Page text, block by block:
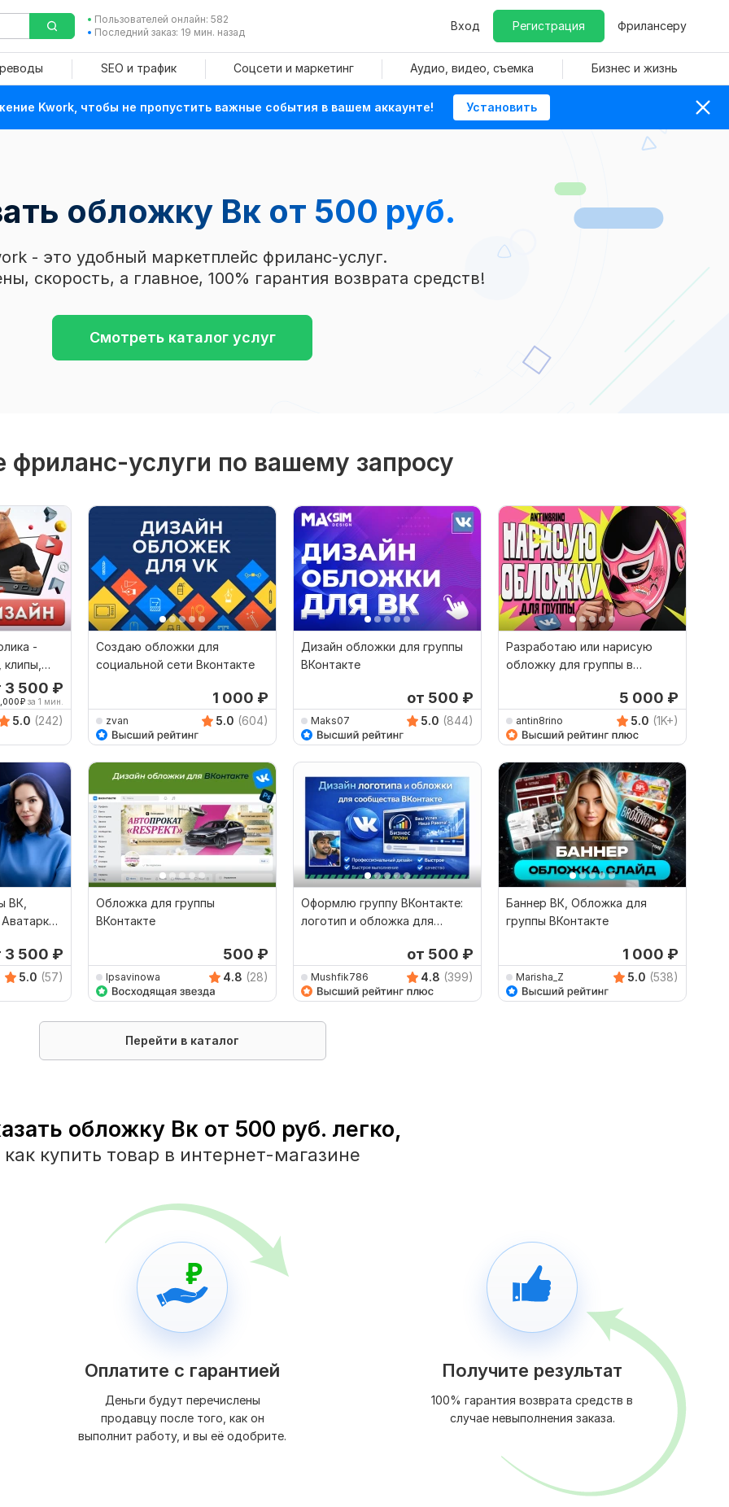
Пользователей онлайн: 582
Последний заказ: 19 мин. назад
Вход Регистрация Фрилансеру
SEO и трафик Соцсети и маркетинг Аудио, видео, съемка Бизнес и жизнь
Kwork, чтобы не пропустить важные события в вашем аккаунте! Установить
обложку Вк от 500 руб.
- это удобный маркетплейс фриланс-услуг.
скорость, а главное, 100% гарантия возврата средств!
Смотреть каталог услуг
услуги по вашему запросу
-
3 500 ₽
₽ за 1 мин.
5.0 (242)
Создаю обложки для
социальной сети Вконтакте
1 000 ₽
zvan 5.0 (604)
Дизайн обложки для группы
ВКонтакте
от 500 ₽
Maks07 5.0 (844)
Разработаю или нарисую
обложку для группы в
5 000 ₽
antin8rino 5.0 (1K+)
ВК,
3 500 ₽
5.0 (57)
Обложка для группы
ВКонтакте
500 ₽
lpsavinowa 4.8 (28)
Оформлю группу ВКонтакте:
логотип и обложка для
от 500 ₽
Mushfik786 4.8 (399)
Баннер ВК, Обложка для
группы ВКонтакте
1 000 ₽
Marisha_Z 5.0 (538)
Перейти в каталог
обложку Вк от 500 руб. легко,
как купить товар в интернет-магазине
Оплатите с гарантией
Деньги будут перечислены
продавцу после того, как он
выполнит работу, и вы её одобрите.
Получите результат
100% гарантия возврата средств в
случае невыполнения заказа.